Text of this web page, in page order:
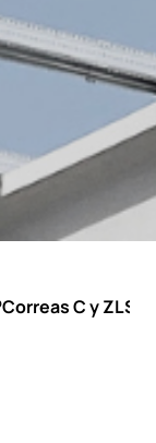
Correas C y ZLSF